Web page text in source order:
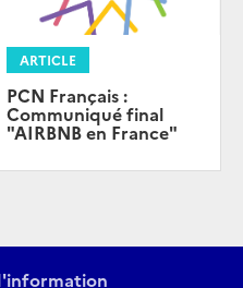
ARTICLE
PCN Français :
Communiqué final
"AIRBNB en France"